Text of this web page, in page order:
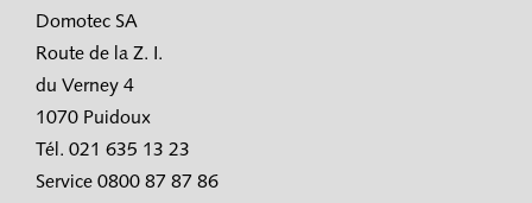
Domotec SA
Route de la Z. I.
du Verney 4
1070 Puidoux
Tél. 021 635 13 23
Service 0800 87 87 86